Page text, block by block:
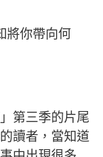
將你帶向何
第三季的片尾
讀者，當知道